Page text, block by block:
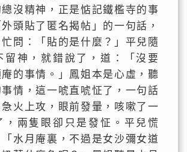
沒精神，正是惦記鐵檻寺的事
頭貼了匿名揭帖」的一句話，
問：「貼的是什麼？」平兒隨
留神，就錯說了，道：「沒要
的事情。」鳳姐本是心虛，聽
情，這一唬直唬怔了，一句話
火上攻，眼前發暈，咳嗽了一
，兩隻眼卻只是發怔。平兒慌
水月庵裏，不過是女沙彌女道